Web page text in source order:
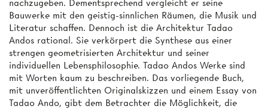
nachzugeben. Dementsprechend vergleicht er seine
Bauwerke mit den geistig-sinnlichen Räumen, die Musik und
Literatur schaffen. Dennoch ist die Architektur Tadao
Andos rational. Sie verkörpert die Synthese aus einer
strengen geometrisierten Architektur und seiner
individuellen Lebensphilosophie. Tadao Andos Werke sind
mit Worten kaum zu beschreiben. Das vorliegende Buch,
mit unveröffentlichten Originalskizzen und einem Essay von
Tadao Ando, gibt dem Betrachter die Möglichkeit, die